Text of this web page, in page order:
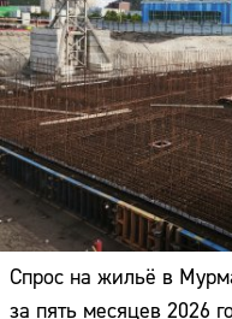
Спрос на жильё в
за пять месяцев 2026